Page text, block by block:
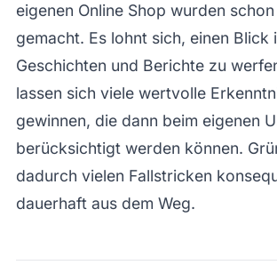
eigenen Online Shop wurden
gemacht. Es lohnt sich, einen Blick
Geschichten und Berichte zu
lassen sich viele wertvolle
gewinnen, die dann beim eigenen
berücksichtigt werden können.
dadurch vielen Fallstricken
dauerhaft aus dem Weg.